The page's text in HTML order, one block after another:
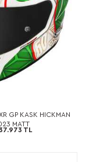
GP KASK HICKMAN
MATT
TL